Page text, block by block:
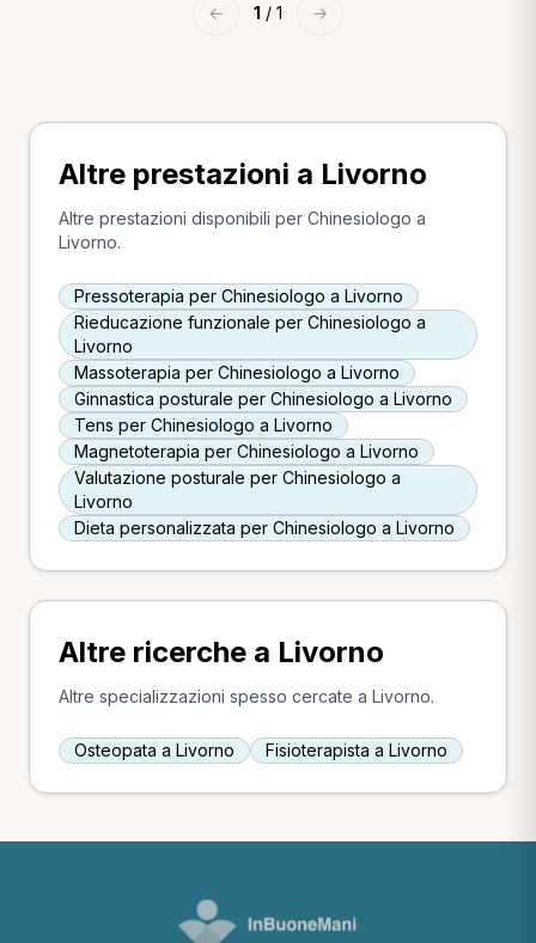
← 1 / 1 →
Altre prestazioni a Livorno
Altre prestazioni disponibili per Chinesiologo a
Livorno.
Pressoterapia per Chinesiologo a Livorno
Rieducazione funzionale per Chinesiologo a
Livorno
Massoterapia per Chinesiologo a Livorno
Ginnastica posturale per Chinesiologo a Livorno
Tens per Chinesiologo a Livorno
Magnetoterapia per Chinesiologo a Livorno
Valutazione posturale per Chinesiologo a
Livorno
Dieta personalizzata per Chinesiologo a Livorno
Altre ricerche a Livorno
Altre specializzazioni spesso cercate a Livorno.
Osteopata a Livorno Fisioterapista a Livorno